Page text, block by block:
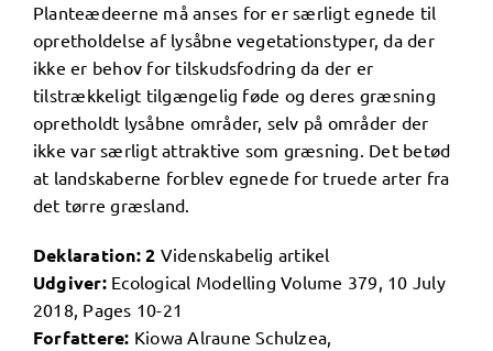
Planteædeerne må anses for er særligt egnede til
opretholdelse af lysåbne vegetationstyper, da der
ikke er behov for tilskudsfodring da der er
tilstrækkeligt tilgængelig føde og deres græsning
opretholdt lysåbne områder, selv på områder der
ikke var særligt attraktive som græsning. Det betød
at landskaberne forblev egnede for truede arter fra
det tørre græsland.
Deklaration: 2 Videnskabelig artikel
Udgiver:Ecological Modelling Volume 379, 10 July
2018, Pages 10-21
Forfattere: Kiowa Alraune Schulzea,